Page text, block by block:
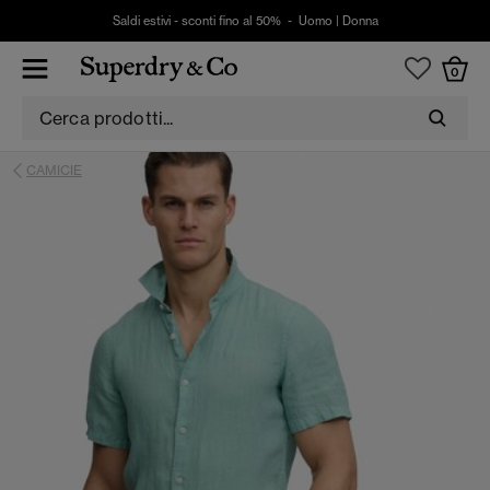
Saldi estivi - sconti fino al 50% - Uomo Donna
0
CAMICIE